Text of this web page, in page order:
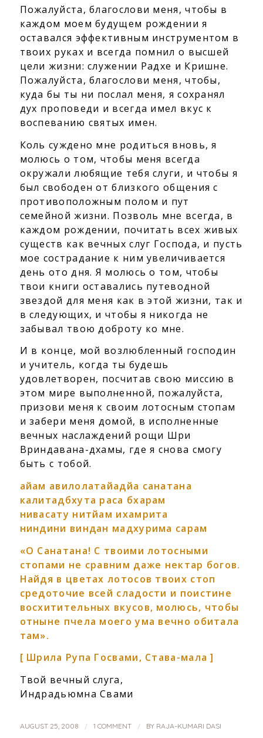
Пожалуйста, благослови меня, чтобы в
каждом моем будущем рождении я
оставался эффективным инструментом в
твоих руках и всегда помнил о высшей
цели жизни: служении Радхе и Кришне.
Пожалуйста, благослови меня, чтобы,
куда бы ты ни послал меня, я сохранял
дух проповеди и всегда имел вкус к
воспеванию святых имен.
Коль суждено мне родиться вновь, я
молюсь о том, чтобы меня всегда
окружали любящие тебя слуги, и чтобы я
был свободен от близкого общения с
противоположным полом и пут
семейной жизни. Позволь мне всегда, в
каждом рождении, почитать всех живых
существ как вечных слуг Господа, и пусть
мое сострадание к ним увеличивается
день ото дня. Я молюсь о том, чтобы
твои книги оставались путеводной
звездой для меня как в этой жизни, так и
в следующих, и чтобы я никогда не
забывал твою доброту ко мне.
И в конце, мой возлюбленный господин
и учитель, когда ты будешь
удовлетворен, посчитав свою миссию в
этом мире выполненной, пожалуйста,
призови меня к своим лотосным стопам
и забери меня домой, в исполненные
вечных наслаждений рощи Шри
Вриндавана-дхамы, где я снова смогу
быть с тобой.
айам авилолатайадйа санатана
калитадбхута раса бхарам
нивасату нитйам ихамрита
ниндини виндан мадхурима сарам
«О Санатана! С твоими лотосными
стопами не сравним даже нектар богов.
Найдя в цветах лотосов твоих стоп
средоточие всей сладости и поистине
восхитительных вкусов, молюсь, чтобы
отныне пчела моего ума вечно обитала
там».
[ Шрила Рупа Госвами, Става-мала ]
Твой вечный слуга,
Индрадьюмна Свами
AUGUST 25, 2008 / 1 COMMENT / BY RAJA-KUMARI DASI